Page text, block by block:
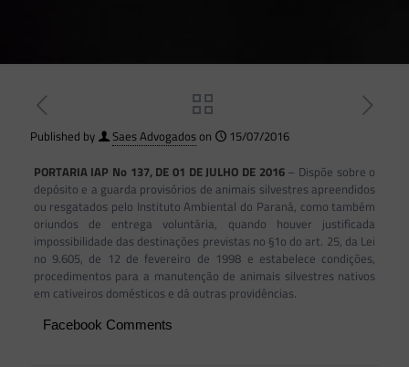
Published by Saes Advogadoson
15/07/2016
PORTARIA IAP No 137, DE 01 DE JULHO DE 2016– Dispõe sobre o
depósito e a guarda provisórios de animais silvestres apreendidos
ou resgatados pelo Instituto Ambiental do Paraná, como também
oriundos de entrega voluntária, quando houver justificada
impossibilidade das destinações previstas no §1o do art. 25, da Lei
no 9.605, de 12 de fevereiro de 1998 e estabelece condições,
procedimentos para a manutenção de animais silvestres nativos
em cativeiros domésticos e dá outras providências.
Facebook Comments